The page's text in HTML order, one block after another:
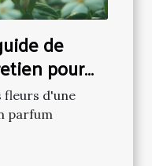
de
pour
fleurs d'une
parfum